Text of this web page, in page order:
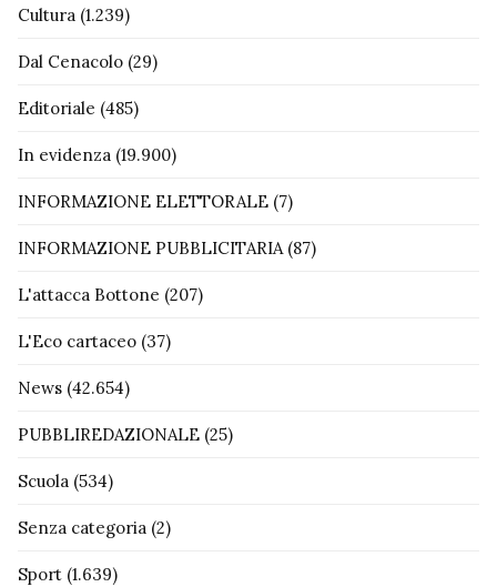
Cultura (1.239)
Dal Cenacolo (29)
Editoriale (485)
In evidenza (19.900)
INFORMAZIONE ELETTORALE (7)
INFORMAZIONE PUBBLICITARIA(87)
L'attacca Bottone (207)
L'Eco cartaceo (37)
News (42.654)
PUBBLIREDAZIONALE (25)
Scuola (534)
Senza categoria (2)
Sport (1.639)